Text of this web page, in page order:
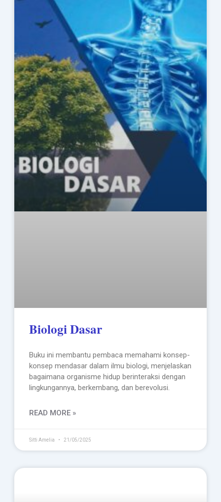
Biologi Dasar
Buku ini membantu pembaca memahami konsep-
konsep mendasar dalam ilmu biologi, menjelaskan
bagaimana organisme hidup berinteraksi dengan
lingkungannya, berkembang, dan berevolusi.
READ MORE »
Sitti Amelia 21/05/2025